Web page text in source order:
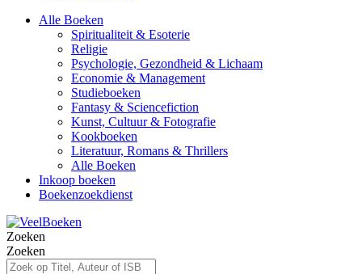
Alle Boeken
Spiritualiteit & Esoterie
Religie
Psychologie, Gezondheid & Lichaam
Economie & Management
Studieboeken
Fantasy & Sciencefiction
Kunst, Cultuur & Fotografie
Kookboeken
Literatuur, Romans & Thrillers
Alle Boeken
Inkoop boeken
Boekenzoekdienst
Zoeken
Zoeken